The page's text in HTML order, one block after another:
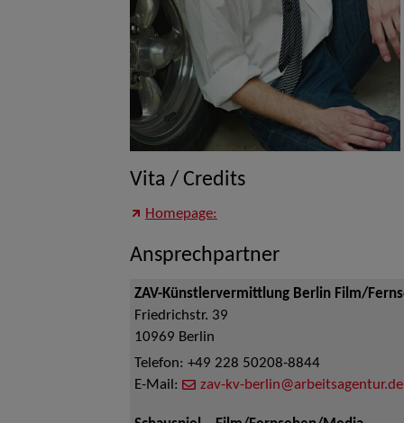
Vita / Credits
Homepage:
Ansprechpartner
ZAV-Künstlervermittlung Berlin Film/
Friedrichstr. 39
10969 Berlin
Telefon: +49 228 50208-8844
E-Mail:
zav-kv-berlin@arbeitsagentur.de